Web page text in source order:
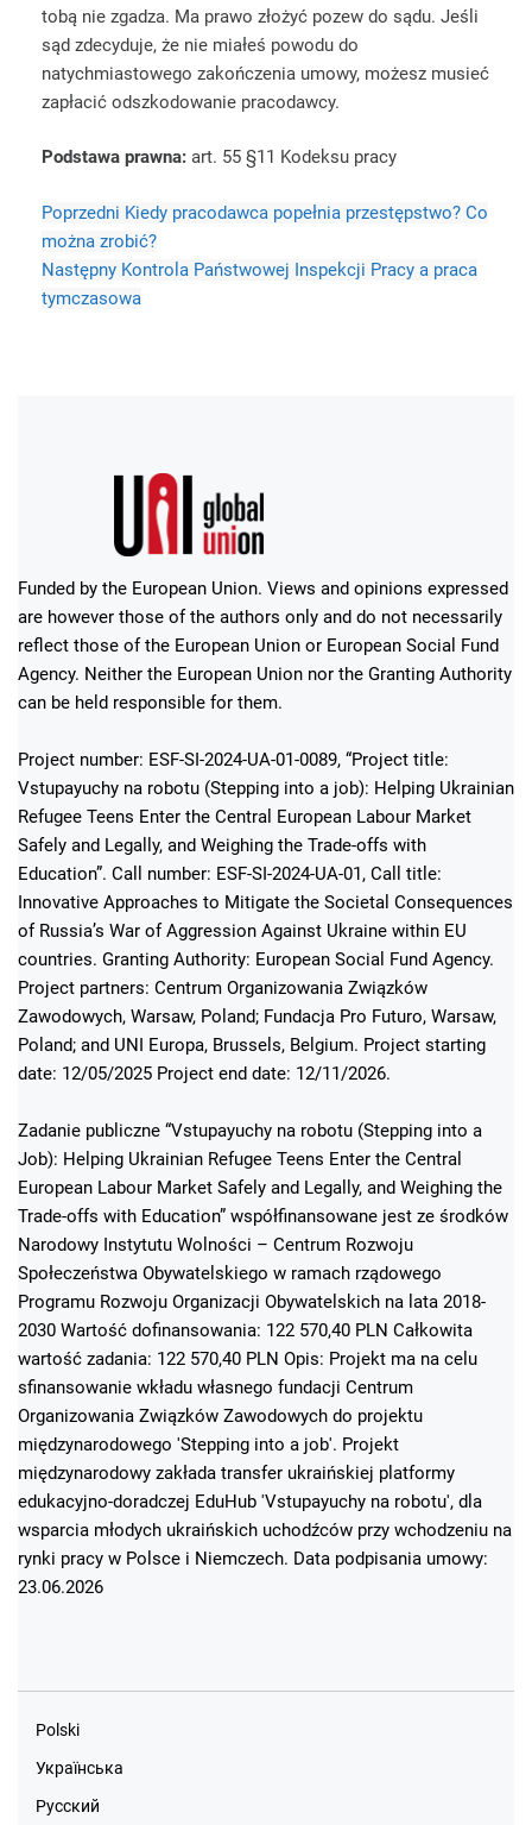
tobą nie zgadza. Ma prawo złożyć pozew do sądu. Jeśli
sąd zdecyduje, że nie miałeś powodu do
natychmiastowego zakończenia umowy, możesz musieć
zapłacić odszkodowanie pracodawcy.
Podstawa prawna: art. 55 §11 Kodeksu pracy
Poprzedni Kiedy pracodawca popełnia przestępstwo? Co
można zrobić?
Następny Kontrola Państwowej Inspekcji Pracy a praca
tymczasowa
Funded by the European Union. Views and opinions expressed
are however those of the authors only and do not necessarily
reflect those of the European Union or European Social Fund
Agency. Neither the European Union nor the Granting Authority
can be held responsible for them.
Project number: ESF-SI-2024-UA-01-0089, “Project title:
Vstupayuchy na robotu (Stepping into a job): Helping Ukrainian
Refugee Teens Enter the Central European Labour Market
Safely and Legally, and Weighing the Trade-offs with
Education”. Call number: ESF-SI-2024-UA-01, Call title:
Innovative Approaches to Mitigate the Societal Consequences
of Russia’s War of Aggression Against Ukraine within EU
countries. Granting Authority: European Social Fund Agency.
Project partners: Centrum Organizowania Związków
Zawodowych, Warsaw, Poland; Fundacja Pro Futuro, Warsaw,
Poland; and UNI Europa, Brussels, Belgium. Project starting
date: 12/05/2025 Project end date: 12/11/2026.
Zadanie publiczne “Vstupayuchy na robotu (Stepping into a
Job): Helping Ukrainian Refugee Teens Enter the Central
European Labour Market Safely and Legally, and Weighing the
Trade-offs with Education” współfinansowane jest ze środków
Narodowy Instytutu Wolności – Centrum Rozwoju
Społeczeństwa Obywatelskiego w ramach rządowego
Programu Rozwoju Organizacji Obywatelskich na lata 2018-
2030 Wartość dofinansowania: 122 570,40 PLN Całkowita
wartość zadania: 122 570,40 PLN Opis: Projekt ma na celu
sfinansowanie wkładu własnego fundacji Centrum
Organizowania Związków Zawodowych do projektu
międzynarodowego 'Stepping into a job'. Projekt
międzynarodowy zakłada transfer ukraińskiej platformy
edukacyjno-doradczej EduHub 'Vstupayuchy na robotu', dla
wsparcia młodych ukraińskich uchodźców przy wchodzeniu na
rynki pracy w Polsce i Niemczech. Data podpisania umowy:
23.06.2026
Polski
Українська
Русский